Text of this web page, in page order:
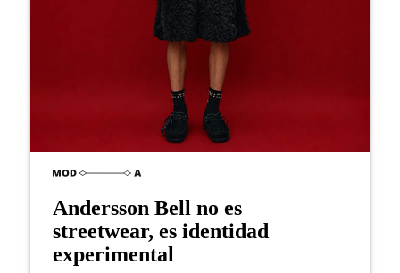
Andersson Bell no es
streetwear, es identidad
experimental